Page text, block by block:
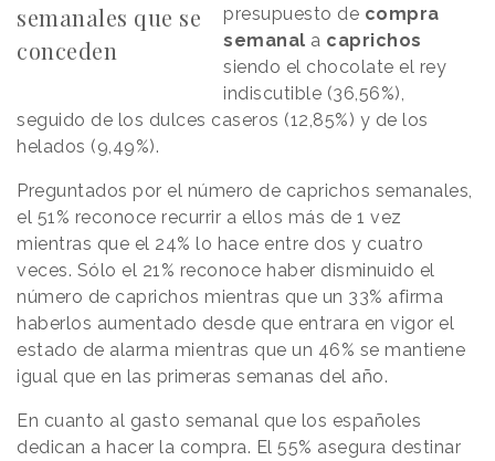
semanales que se
conceden
presupuesto de compra
semanal a caprichos
siendo el chocolate el rey
indiscutible (36,56%),
seguido de los dulces caseros (12,85%) y de los
helados (9,49%).
Preguntados por el número de caprichos semanales,
el 51% reconoce recurrir a ellos más de 1 vez
mientras que el 24% lo hace entre dos y cuatro
veces. Sólo el 21% reconoce haber disminuido el
número de caprichos mientras que un 33% afirma
haberlos aumentado desde que entrara en vigor el
estado de alarma mientras que un 46% se mantiene
igual que en las primeras semanas del año.
En cuanto al gasto semanal que los españoles
dedican a hacer la compra. El 55% asegura destinar